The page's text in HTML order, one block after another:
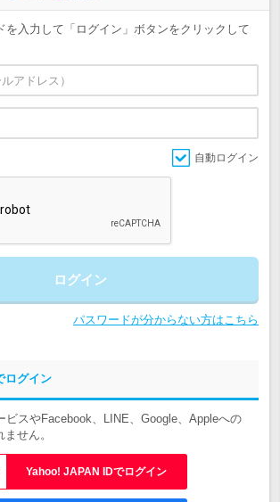
を入力して「ログイン」ボタンをクリックして
自動ログイン
ログイン
パスワードが分からない方はこちら
ログイン
ビスやFacebook、LINE、Google、Appleへの
せん。
Yahoo! JAPAN IDでログイン